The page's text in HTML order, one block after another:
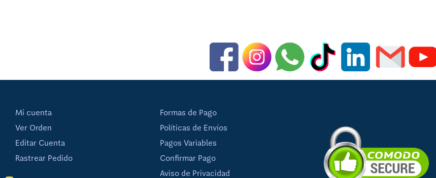
Mi cuenta
Ver Orden
Editar Cuenta
Rastrear Pedido
Formas de Pago
Políticas de Envíos
Pagos Variables
Confirmar Pago
Aviso de Privacidad